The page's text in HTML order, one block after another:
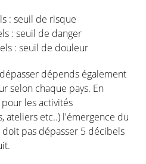
: seuil de risque
: seuil de danger
: seuil de douleur
dépends également
selon chaque pays. En
les activités
ateliers etc..) l'émergence du
pas dépasser 5 décibels